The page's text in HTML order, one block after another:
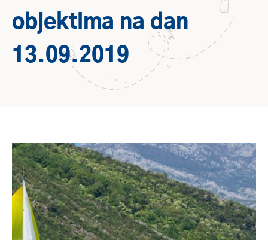
objektima na dan
13.09.2019